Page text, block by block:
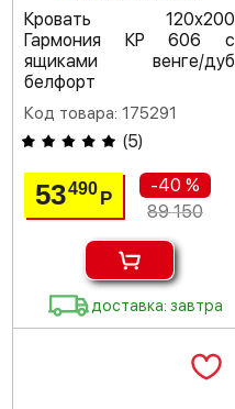
Кровать 120х200
Гармония КР 606 с
ящиками венге/дуб
белфорт
Код товара: 175291
(5)
53490Р
-40 %
89 150
доставка: завтра